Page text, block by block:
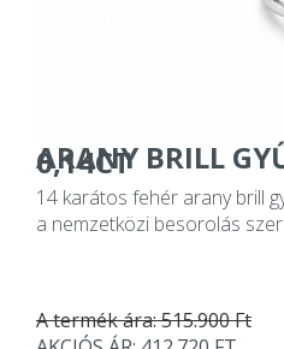
ARANY BRILL
0,14CT
14 karátos fehér arany brill
a nemzetközi besorolás
A termék ára: 515.900 Ft